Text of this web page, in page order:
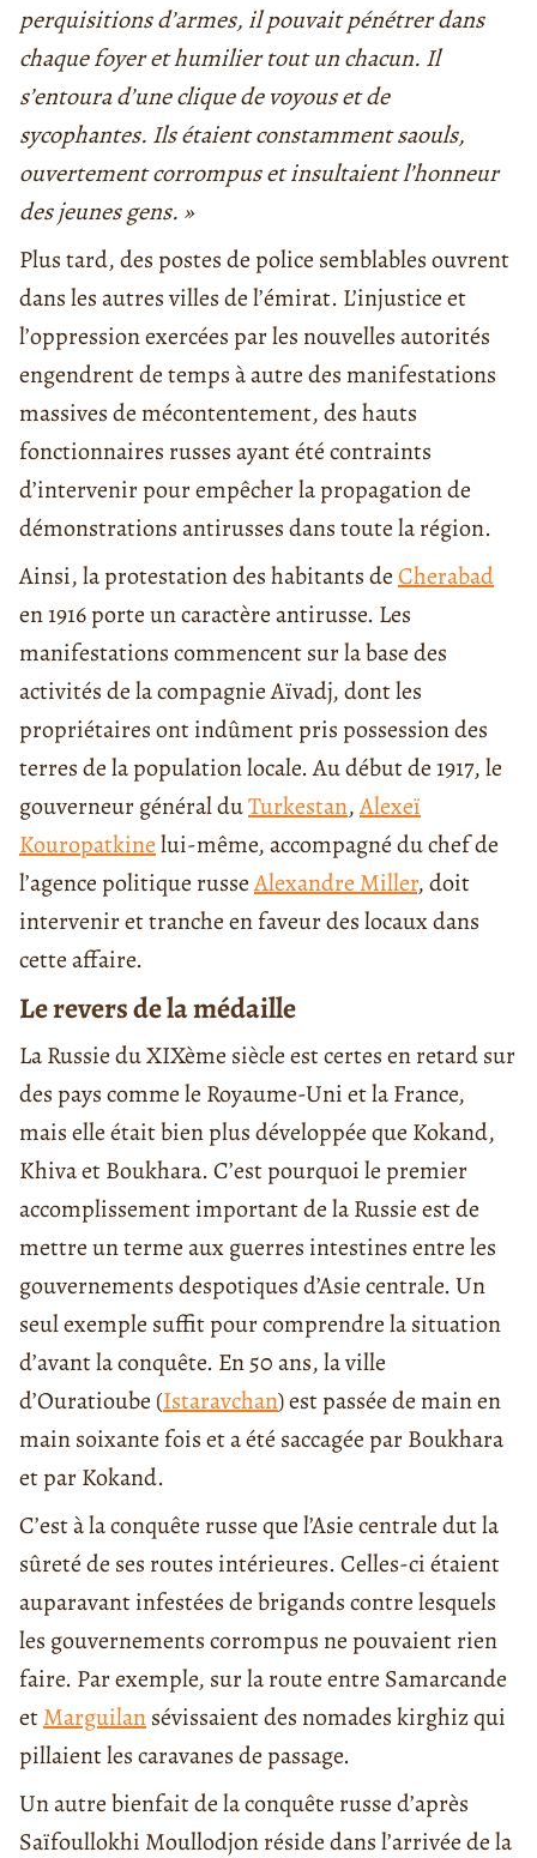
perquisitions d’armes, il pouvait pénétrer dans
chaque foyer et humilier tout un chacun. Il
s’entoura d’une clique de voyous et de
sycophantes. Ils étaient constamment saouls,
ouvertement corrompus et insultaient l’honneur
des jeunes gens. »
Plus tard, des postes de police semblables ouvrent
dans les autres villes de l’émirat. L’injustice et
l’oppression exercées par les nouvelles autorités
engendrent de temps à autre des manifestations
massives de mécontentement, des hauts
fonctionnaires russes ayant été contraints
d’intervenir pour empêcher la propagation de
démonstrations antirusses dans toute la région.
Ainsi, la protestation des habitants deCherabad
en 1916 porte un caractère antirusse. Les
manifestations commencent sur la base des
activités de la compagnie Aïvadj, dont les
propriétaires ont indûment pris possession des
terres de la population locale. Au début de 1917, le
gouverneur général duTurkestan,Alexeï
Kouropatkinelui-même, accompagné du chef de
l’agence politique russeAlexandre Miller, doit
intervenir et tranche en faveur des locaux dans
cette affaire.
Le revers de la médaille
La Russie du XIXème siècle est certes en retard sur
des pays comme le Royaume-Uni et la France,
mais elle était bien plus développée que Kokand,
Khiva et Boukhara. C’est pourquoi le premier
accomplissement important de la Russie est de
mettre un terme aux guerres intestines entre les
gouvernements despotiques d’Asie centrale. Un
seul exemple suffit pour comprendre la situation
d’avant la conquête. En 50 ans, la ville
d’Ouratioube (Istaravchan) est passée de main en
main soixante fois et a été saccagée par Boukhara
et par Kokand.
C’est à la conquête russe que l’Asie centrale dut la
sûreté de ses routes intérieures. Celles-ci étaient
auparavant infestées de brigands contre lesquels
les gouvernements corrompus ne pouvaient rien
faire. Par exemple, sur la route entre Samarcande
etMarguilansévissaient des nomades kirghiz qui
pillaient les caravanes de passage.
Un autre bienfait de la conquête russe d’après
Saïfoullokhi Moullodjon réside dans l’arrivée de la